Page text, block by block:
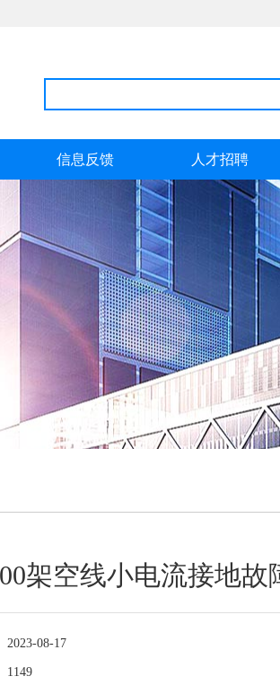
信息反馈 人才招聘
架空线小电流接地故
2023-08-17
1149